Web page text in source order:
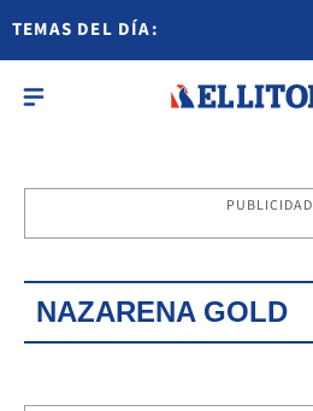
TEMAS DEL DÍA:
PUBLICIDAD
NAZARENA GOLD